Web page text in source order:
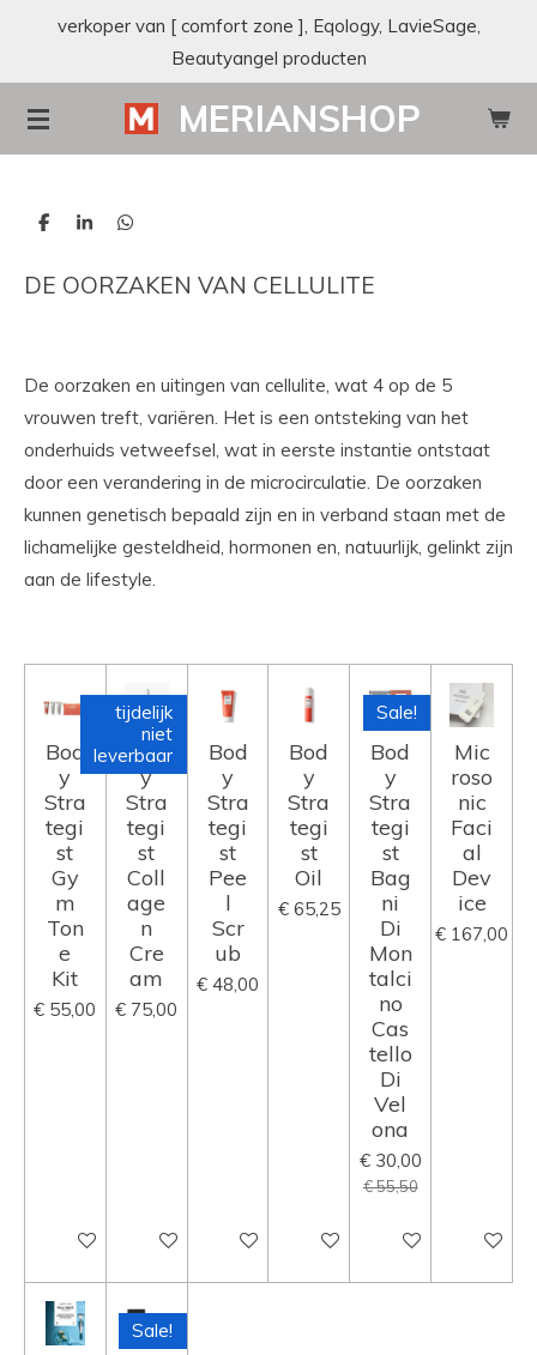
de
hoofdinhoud
MERIANSHOP
verkoper van [ comfort zone ], Eqology, LavieSage,
Beautyangel producten
D
e
S
r
D
e
DE OORZAKEN VAN CELLULITE
De oorzaken en uitingen van cellulite, wat 4 op de 5
vrouwen treft, variëren. Het is een ontsteking van het
onderhuids vetweefsel, wat in eerste instantie ontstaat
door een verandering in de microcirculatie. De oorzaken
kunnen genetisch bepaald zijn en in verband staan met de
lichamelijke gesteldheid, hormonen en, natuurlijk, gelinkt zijn
aan de lifestyle.
Bod
y
Stra
tegi
st
Gy
m
Ton
e
Kit
€ 55,00
In winkelwagen
tijdelijk
niet
leverbaar
Bod
y
Stra
tegi
st
Coll
age
n
Cre
am
€ 75,00
Uitverkocht
Bod
y
Stra
tegi
st
Pee
l
Scr
ub
€ 48,00
In winkelwagen
Bod
y
Stra
tegi
st
Oil
€ 65,25
In winkelwagen
Sale!
Bod
y
Stra
tegi
st
Bag
ni
Di
Mon
talci
no
Cas
tello
Di
Vel
ona
€ 30,00
€ 55,50
In winkelwagen
Mic
roso
nic
Faci
al
Dev
ice
€ 167,00
In
Sale!